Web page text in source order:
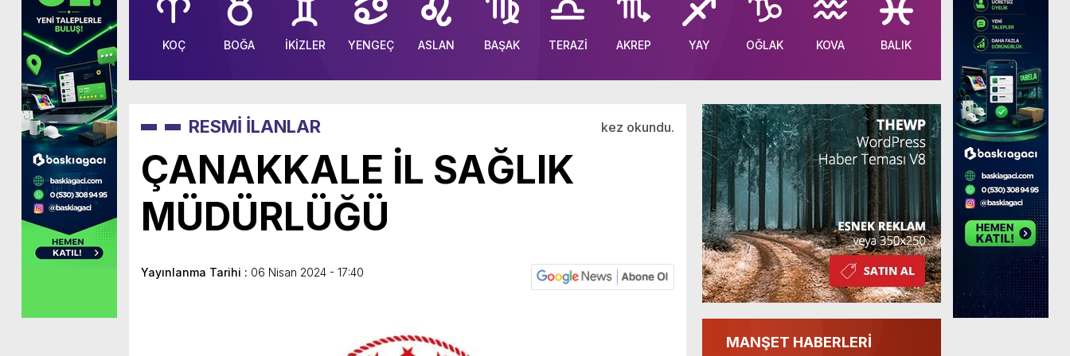
KOÇ BOĞA İKİZLER YENGEÇ ASLAN BAŞAK TERAZİ AKREP YAY OĞLAK KOVA BALIK
RESMİ İLANLAR kez okundu.
ÇANAKKALE İL SAĞLIK
MÜDÜRLÜĞÜ
Yayınlanma Tarihi : 06 Nisan 2024 - 17:40
MANŞET HABERLERİ